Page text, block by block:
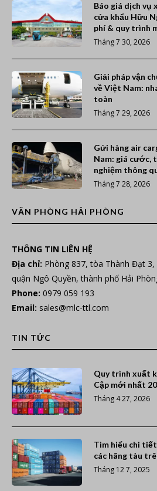
Báo giá dịch vụ
cửa khẩu Hữu
phí & quy trình
Tháng 7 30, 2026
Giải pháp vận
về Việt Nam:
toàn
Tháng 7 29, 2026
Gửi hàng air
Nam: giá cước,
nghiệm thông
Tháng 7 28, 2026
VĂN PHÒNG HẢI PHÒNG
THÔNG TIN LIÊN HỆ
Địa chỉ: Phòng 837, tòa Thành Đạt
quận Ngô Quyền, thành phố Hải
Phone: 0979 059 193
Email: sales@mlc-ttl.com
TIN TỨC
Quy trình xuất
Cập mới nhất
Tháng 4 27, 2026
Tìm hiểu chi
các hãng tàu
Tháng 12 7, 2025